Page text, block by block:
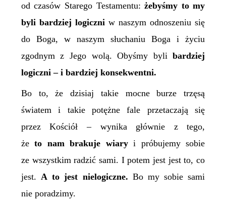
od czasów Starego Testamentu:żebyśmy to my
byli bardziej logiczni w naszym odnoszeniu się
do Boga, w naszym słuchaniu Boga i życiu
zgodnym z Jego wolą. Obyśmy bylibardziej
logiczni – i bardziej konsekwentni.
Bo to, że dzisiaj takie mocne burze trzęsą
światem i takie potężne fale przetaczają się
przez Kościół – wynika głównie z tego,
żeto nam brakuje wiaryi próbujemy sobie
ze wszystkim radzić sami. I potem jest jest to, co
jest. A to jest nielogiczne. Bo my sobie sami
nie poradzimy.